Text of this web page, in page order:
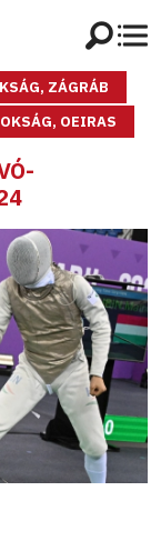
ZÁGRÁB
OEIRAS